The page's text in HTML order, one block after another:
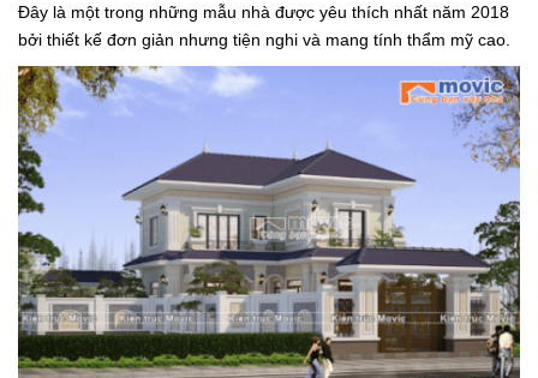
Đây là một trong những mẫu nhà được yêu thích nhất năm 2018
bởi thiết kế đơn giản nhưng tiện nghi và mang tính thẩm mỹ cao.